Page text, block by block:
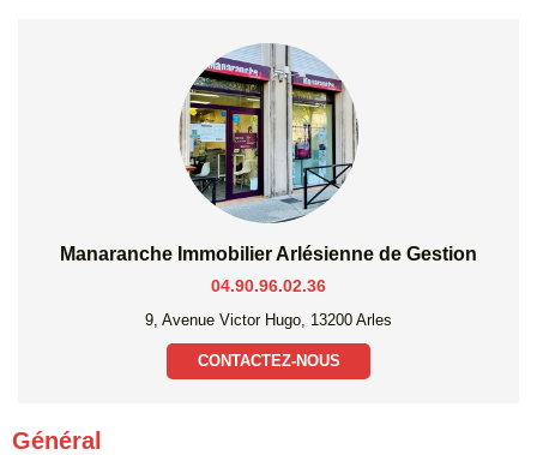
Manaranche Immobilier Arlésienne de Gestion
04.90.96.02.36
9, Avenue Victor Hugo, 13200 Arles
CONTACTEZ-NOUS
Général